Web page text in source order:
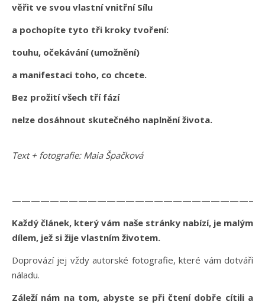
věřit ve svou vlastní vnitřní Sílu
a pochopíte tyto tři kroky tvoření:
touhu, očekávání (umožnění)
a manifestaci toho, co chcete.
Bez prožití všech tří fází
nelze dosáhnout skutečného naplnění života.
Text + fotografie: Maia Špačková
Každý článek, který vám naše stránky nabízí, je malým
dílem, jež si žije vlastním životem.
Doprovází jej vždy autorské fotografie, které vám dotváří
náladu.
Záleží nám na tom, abyste se při čtení dobře cítili a